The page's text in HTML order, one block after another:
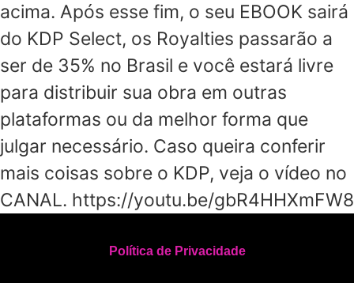
acima. Após esse fim, o seu EBOOK sairá
do KDP Select, os Royalties passarão a
ser de 35% no Brasil e você estará livre
para distribuir sua obra em outras
plataformas ou da melhor forma que
julgar necessário. Caso queira conferir
mais coisas sobre o KDP, veja o vídeo no
CANAL. https://youtu.be/gbR4HHXmFW8
Política de Privacidade